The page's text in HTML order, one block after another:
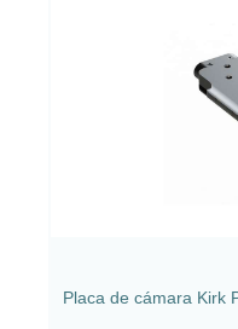
Placa de cámara Kirk